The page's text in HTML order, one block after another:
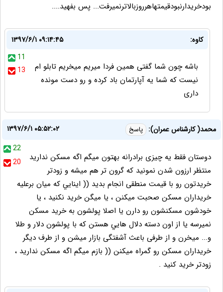
بودخریدارنبودقیمتهاهرروزبالاترنمیرفت... پس بفهید....
کاوه:
۱۳۹۷/۶/۱ ۰۹:۱۴:۴۵
11
13
باشه چون شما گفتی همین فردا میریم میخریم تابلو ام
نیست که شما یه آپارتمان باد کرده و رو دست مونده
داری
محمد( كارشناس عمران): پاسخ
۱۳۹۷/۶/۱ ۰۵:۵۲:۰۲
22
20
دوستان فقط يه چيزى برادرانه بهتون ميگم اگه مسكن نداريد
منتظر ارزون شدن نمونيد كه گرون تر هم ميشه و زودتر
خريدتون رو با قيمت منطقى انجام بديد (( اينايي كه ميان برعليه
خريداران مسكن صحبت ميكنن ، يا ميگن خريد نكنيد ، يا
خودشون مسكنشون رو دارن يا اصلا پولشون به خريد مسكن
نميرسه يا از اون دسته دلال هايي هستن كه با پولشون دلار و طلا
و... ميخرن و از طرفى باعث آشفتگى بازار ميشن و از طرف ديگر
خريداران مسكن رو گمراه ميكنن (( بازم ميگم اگه مسكن نداريد ،
زودتر خريد كنيد .